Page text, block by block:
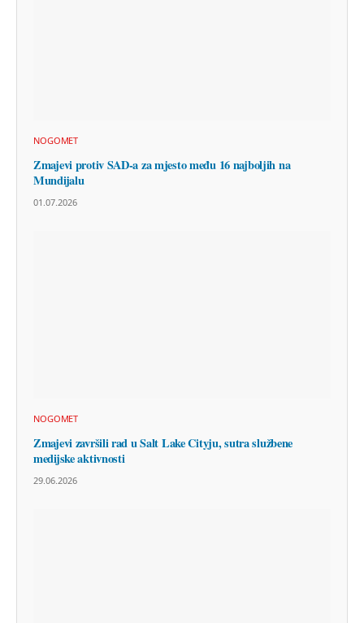
NOGOMET
Zmajevi protiv SAD-a za mjesto među 16 najboljih na
Mundijalu
01.07.2026
NOGOMET
Zmajevi završili rad u Salt Lake Cityju, sutra službene
medijske aktivnosti
29.06.2026